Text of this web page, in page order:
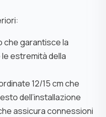
garantisce la
estremità della
12/15 cm che
dell’installazione
assicura connessioni